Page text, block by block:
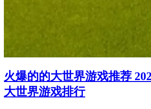
火爆的的大世界游戏推荐
大世界游戏排行